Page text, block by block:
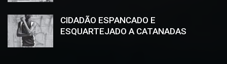
CIDADÃO ESPANCADO E
ESQUARTEJADO A CATANADAS